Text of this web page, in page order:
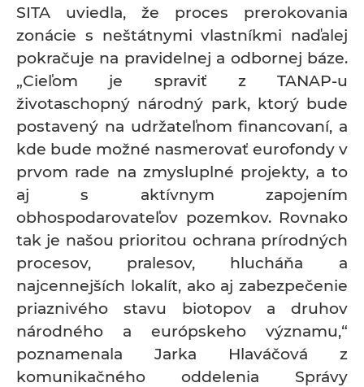
SITA uviedla, že proces prerokovania
zonácie s neštátnymi vlastníkmi naďalej
pokračuje na pravidelnej a odbornej báze.
„Cieľom je spraviť z TANAP-u
životaschopný národný park, ktorý bude
postavený na udržateľnom financovaní, a
kde bude možné nasmerovať eurofondy v
prvom rade na zmysluplné projekty, a to
aj s aktívnym zapojením
obhospodarovateľov pozemkov. Rovnako
tak je našou prioritou ochrana prírodných
procesov, pralesov, hlucháňa a
najcennejších lokalít, ako aj zabezpečenie
priaznivého stavu biotopov a druhov
národného a európskeho významu,“
poznamenala Jarka Hlaváčová z
komunikačného oddelenia Správy